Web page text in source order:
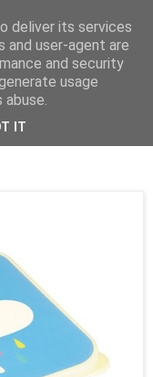
deliver its services
and user-agent are
and security
usage
IT